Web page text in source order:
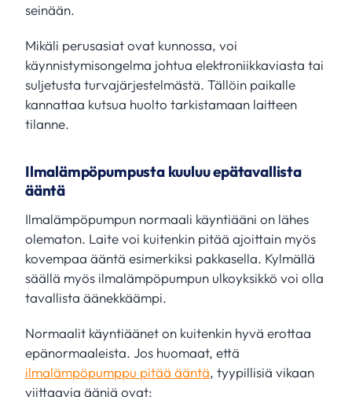
seinään.
Mikäli perusasiat ovat kunnossa, voi
käynnistymisongelma johtua elektroniikkaviasta tai
suljetusta turvajärjestelmästä. Tällöin paikalle
kannattaa kutsua huolto tarkistamaan laitteen
tilanne.
Ilmalämpöpumpusta kuuluu epätavallista
ääntä
Ilmalämpöpumpun normaali käyntiääni on lähes
olematon. Laite voi kuitenkin pitää ajoittain myös
kovempaa ääntä esimerkiksi pakkasella. Kylmällä
säällä myös ilmalämpöpumpun ulkoyksikkö voi olla
tavallista äänekkäämpi.
Normaalit käyntiäänet on kuitenkin hyvä erottaa
epänormaaleista. Jos huomaat, että
ilmalämpöpumppu pitää ääntä, tyypillisiä vikaan
viittaavia ääniä ovat: